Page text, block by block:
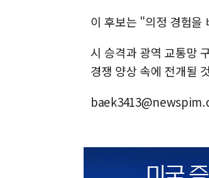
이 후보는 "의정 경험을
시 승격과 광역 교통망
경쟁 양상 속에 전개될